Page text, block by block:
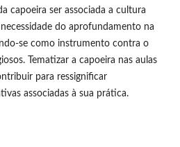
capoeira ser associada a cultura
do aprofundamento na
se como instrumento contra o
Tematizar a capoeira nas aulas
para ressignificar
associadas à sua prática.